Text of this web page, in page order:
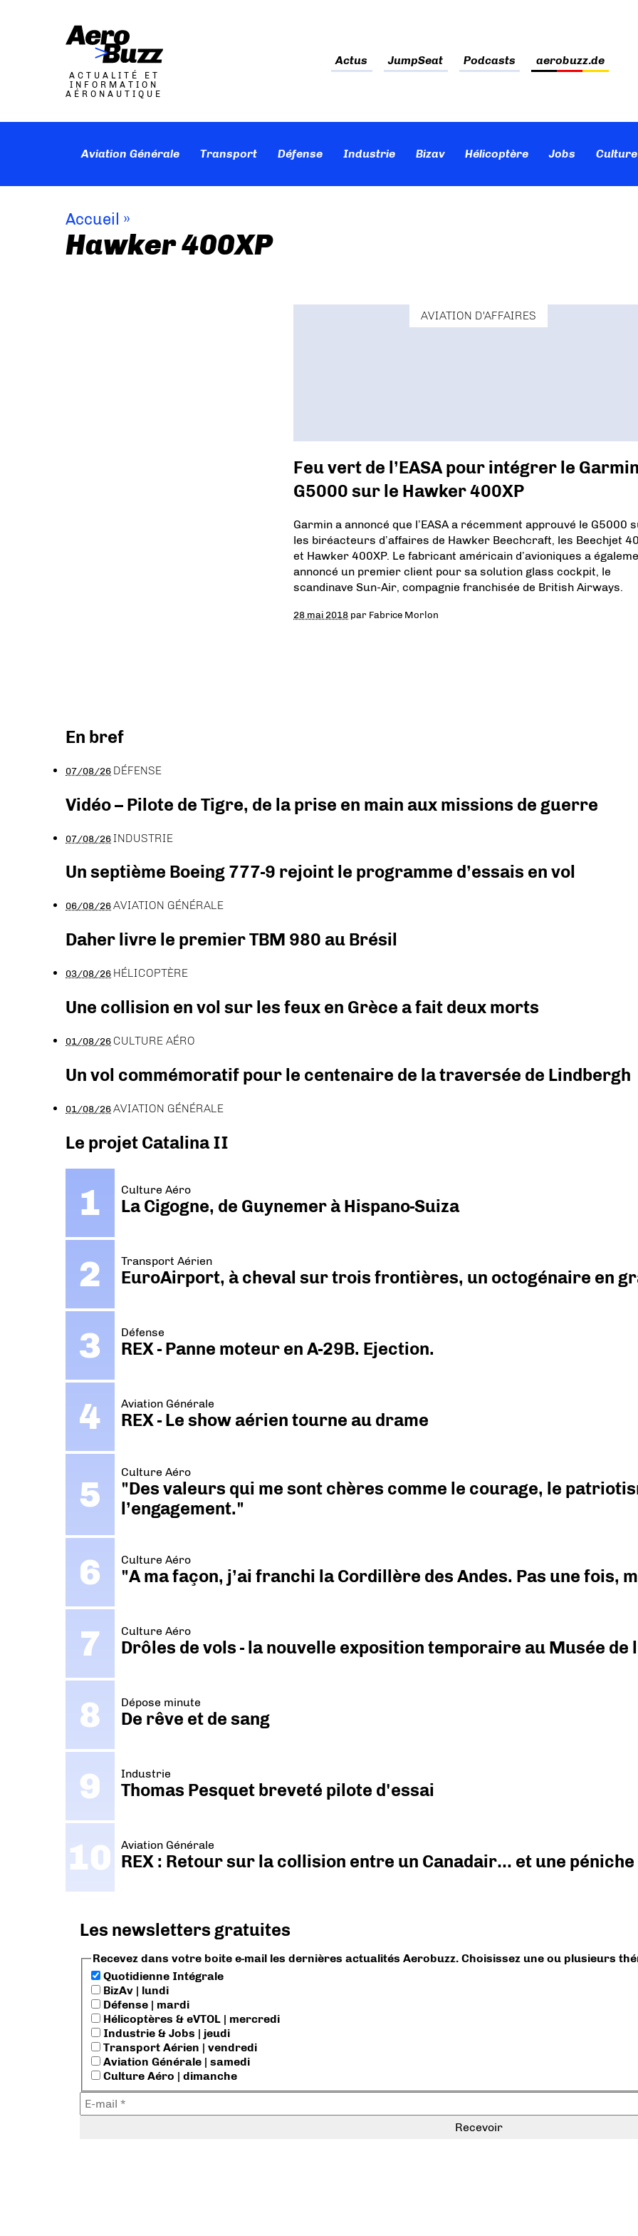
ACTUALITÉ ET
INFORMATION
AÉRONAUTIQUE
Actus JumpSeat Podcasts aerobuzz.de
Aviation Générale Transport Défense Industrie Bizav Hélicoptère Jobs
Accueil »
Hawker 400XP
AVIATION D'AFFAIRES
Feu vert de l’EASA pour intégrer le
G5000 sur le Hawker 400XP
Garmin a annoncé que l’EASA a récemment approuvé le G5000
les biréacteurs d’affaires de Hawker Beechcraft, les Beechjet
et Hawker 400XP. Le fabricant américain d’avioniques a
annoncé un premier client pour sa solution glass cockpit, le
scandinave Sun-Air, compagnie franchisée de British Airways.
28 mai 2018 par Fabrice Morlon
En bref
07/08/26 DÉFENSE
Vidéo – Pilote de Tigre, de la prise en main aux missions de guerre
07/08/26INDUSTRIE
Un septième Boeing 777-9 rejoint le programme d’essais en vol
06/08/26AVIATION GÉNÉRALE
Daher livre le premier TBM 980 au Brésil
03/08/26 HÉLICOPTÈRE
Une collision en vol sur les feux en Grèce a fait deux morts
01/08/26 CULTURE AÉRO
Un vol commémoratif pour le centenaire de la traversée de Lindbergh
01/08/26AVIATION GÉNÉRALE
Le projet Catalina II
Culture Aéro
La Cigogne, de Guynemer à Hispano-Suiza
Transport Aérien
EuroAirport, à cheval sur trois frontières, un octogénaire en
Défense
REX - Panne moteur en A-29B. Ejection.
Aviation Générale
REX - Le show aérien tourne au drame
Culture Aéro
"Des valeurs qui me sont chères comme le courage, le
l’engagement."
Culture Aéro
"A ma façon, j’ai franchi la Cordillère des Andes. Pas une fois,
Culture Aéro
Drôles de vols - la nouvelle exposition temporaire au Musée de
Dépose minute
De rêve et de sang
Industrie
Thomas Pesquet breveté pilote d'essai
Aviation Générale
REX : Retour sur la collision entre un Canadair… et une péniche
Les newsletters gratuites
Recevez dans votre boite e-mail les dernières actualités Aerobuzz. Choisissez une ou plusieurs
Quotidienne Intégrale
BizAv | lundi
Défense | mardi
Hélicoptères & eVTOL | mercredi
Industrie & Jobs | jeudi
Transport Aérien | vendredi
Aviation Générale | samedi
Culture Aéro | dimanche